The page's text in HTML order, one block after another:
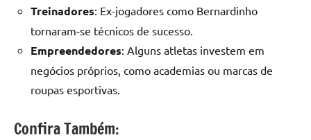
Treinadores: Ex-jogadores como Bernardinho
tornaram-se técnicos de sucesso.
Empreendedores: Alguns atletas investem em
negócios próprios, como academias ou marcas de
roupas esportivas.
Confira Também: